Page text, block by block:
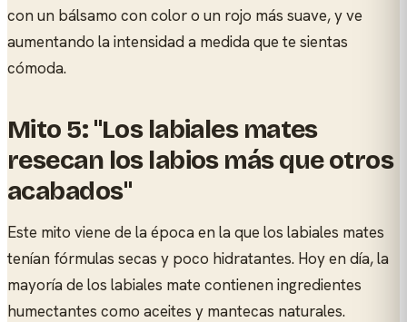
con un bálsamo con color o un rojo más suave, y ve
aumentando la intensidad a medida que te sientas
cómoda.
Mito 5: "Los labiales mates
resecan los labios más que otros
acabados"
Este mito viene de la época en la que los labiales mates
tenían fórmulas secas y poco hidratantes. Hoy en día, la
mayoría de los labiales mate contienen ingredientes
humectantes como aceites y mantecas naturales.